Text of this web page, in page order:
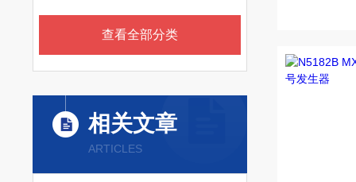
查看全部分类
相关文章
ARTICLES